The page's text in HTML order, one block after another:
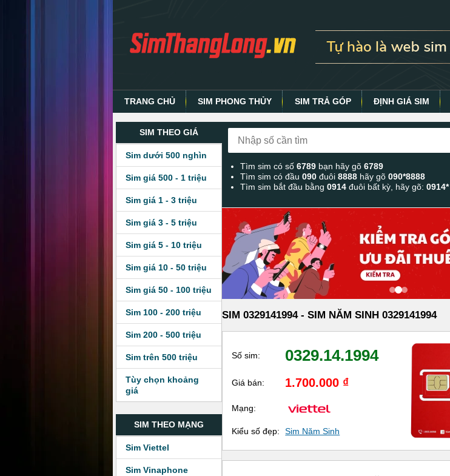
TRANG CHỦ SIM PHONG THỦY SIM TRẢ GÓP ĐỊNH GIÁ SIM
SIM THEO GIÁ
Sim dưới 500 nghìn
Sim giá 500 - 1 triệu
Sim giá 1 - 3 triệu
Sim giá 3 - 5 triệu
Sim giá 5 - 10 triệu
Sim giá 10 - 50 triệu
Sim giá 50 - 100 triệu
Sim 100 - 200 triệu
Sim 200 - 500 triệu
Sim trên 500 triệu
Tùy chọn khoảng
giá
SIM THEO MẠNG
Sim Viettel
Sim Vinaphone
Tìm sim có số6789 bạn hãy gõ6789
Tìm sim có đầu090đuôi8888 hãy gõ090*8888
Tìm sim bắt đầu bằng0914 đuôi bất kỳ, hãy gõ:0914*
SIM 0329141994 - SIM NĂM SINH 0329141994
Số sim: 0329.14.1994
Giá bán: 1.700.000 ₫
Mạng:
Kiểu số đẹp: Sim Năm Sinh